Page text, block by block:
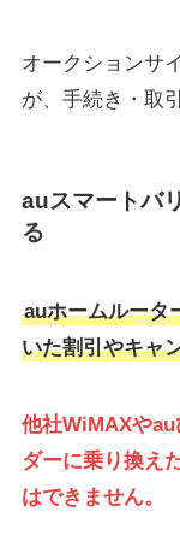
オークションサ
が、手続き・取
auスマートバ
る
auホームルータ
いた割引やキャ
他社WiMAXや
ダーに乗り換え
はできません。